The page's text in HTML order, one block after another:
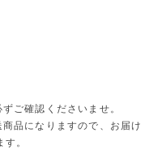
ご確認くださいませ。
品になりますので、お届け
。